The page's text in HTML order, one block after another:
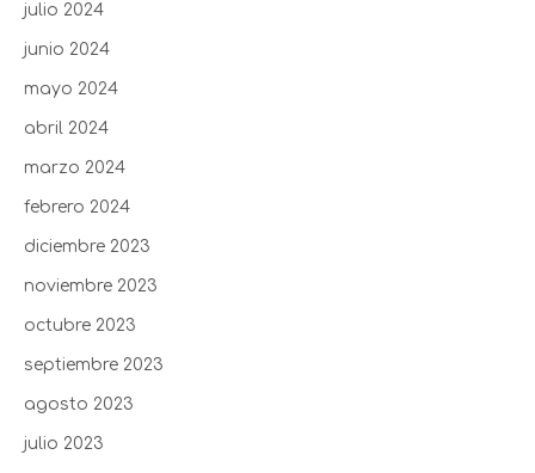
julio 2024
junio 2024
mayo 2024
abril 2024
marzo 2024
febrero 2024
diciembre 2023
noviembre 2023
octubre 2023
septiembre 2023
agosto 2023
julio 2023